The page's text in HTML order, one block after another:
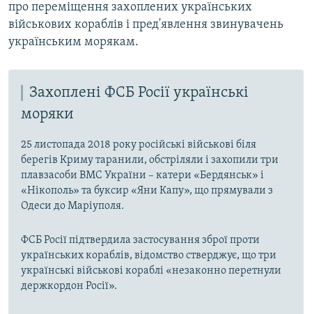
про переміщення захоплених українських
військових кораблів і пред'явлення звинувачень
українським морякам.
Захоплені ФСБ Росії українські
моряки
25 листопада 2018 року російські військові біля
берегів Криму таранили, обстріляли і захопили три
плавзасоби ВМС України – катери «Бердянськ» і
«Нікополь» та буксир «Яни Капу», що прямували з
Одеси до Маріуполя.
ФСБ Росії підтвердила застосування зброї проти
українських кораблів, відомство стверджує, що три
українські військові кораблі «незаконно перетнули
держкордон Росії».